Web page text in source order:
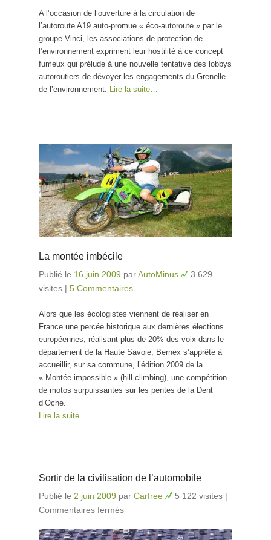
A l’occasion de l’ouverture à la circulation de
l’autoroute A19 auto-promue « éco-autoroute » par le
groupe Vinci, les associations de protection de
l’environnement expriment leur hostilité à ce concept
fumeux qui prélude à une nouvelle tentative des lobbys
autoroutiers de dévoyer les engagements du Grenelle
de l’environnement. Lire la suite…
La montée imbécile
Publié le 16 juin 2009 parAutoMinus
3 629
visites | 5 Commentaires
Alors que les écologistes viennent de réaliser en
France une percée historique aux dernières élections
européennes, réalisant plus de 20% des voix dans le
département de la Haute Savoie, Bernex s’apprête à
accueillir, sur sa commune, l’édition 2009 de la
« Montée impossible » (hill-climbing), une compétition
de motos surpuissantes sur les pentes de la Dent
d’Oche.
Lire la suite…
Sortir de la civilisation de l’automobile
Publié le 2 juin 2009 par Carfree 5 122 visites |
Commentaires fermés